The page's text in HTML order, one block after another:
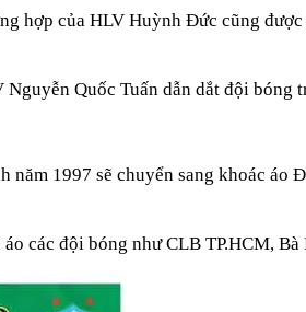
hợp của HLV Huỳnh Đức cũng
Quốc Tuấn dẫn dắt đội bóng
1997 sẽ chuyển sang khoác áo
các đội bóng như CLB TP.HCM,